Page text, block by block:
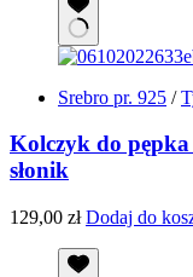
Srebro pr. 925 /
Kolczyk do
słonik
129,00 zł Dodaj do